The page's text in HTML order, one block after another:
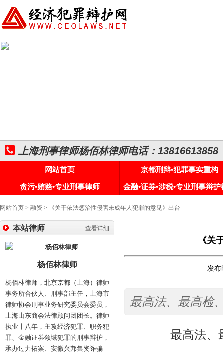
上海刑事律师杨佰林律师电话：13816613858
网站首页
京都刑辩•犯罪事实重构
贪污•贿赂•专业刑事律师
金融•证券•涉税•专业刑事辩护
网站首页 > 融资 > 《关于依法惩治性侵害未成年人犯罪的意见》出台
查看详细
本站律师
杨佰林律师
杨佰林律师，北京京都（上海）律师
事务所合伙人、刑事部主任，上海市
律师协会刑事业务研究委员会委员，
上海山东商会法律顾问团团长。律师
执业十八年，主攻经济犯罪、职务犯
罪、金融证券领域犯罪的刑事辩护，
承办过力拓案、安徽兴邦集资诈骗
《关
发
最高法、最高检
最高法、